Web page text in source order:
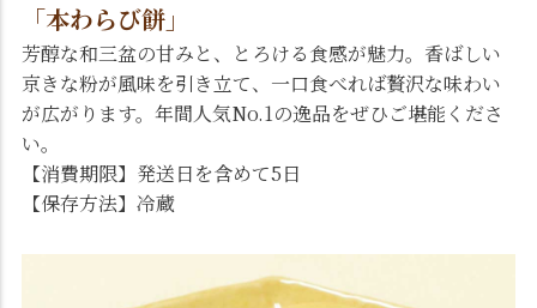
「本わらび餅」
芳醇な和三盆の甘みと、とろける食感が魅力。香ばしい
京きな粉が風味を引き立て、一口食べれば贅沢な味わい
が広がります。年間人気No.1の逸品をぜひご堪能くださ
い。
【消費期限】発送日を含めて5日
【保存方法】冷蔵